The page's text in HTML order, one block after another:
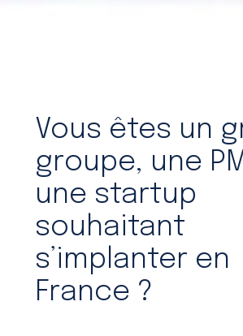
Vous êtes un
groupe, une
une startup
souhaitant
s’implanter en
France ?